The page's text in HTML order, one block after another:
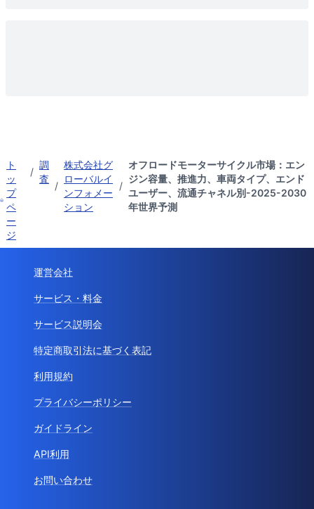
ト
ッ
プ
ペ
ー
ジ
/
調
査
/
株式会社グ
ローバルイ
ンフォメー
ション
/
オフロードモーターサイクル市場：エン
ジン容量、推進力、車両タイプ、エンド
ユーザー、流通チャネル別-2025-2030
年世界予測
運営会社
サービス・料金
サービス説明会
特定商取引法に基づく表記
利用規約
プライバシーポリシー
ガイドライン
API利用
お問い合わせ